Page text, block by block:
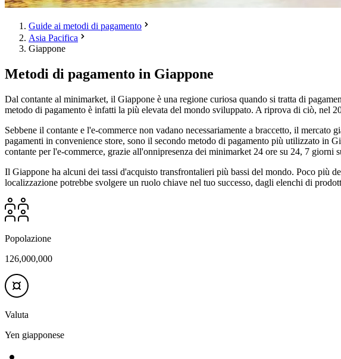
Guide ai metodi di pagamento
Asia Pacifica
Giappone
Metodi di pagamento in Giappone
Dal contante al minimarket, il Giappone è una regione curiosa quando si tratta di
metodo di pagamento è infatti la più elevata del mondo sviluppato. A riprova di ciò, nel
Sebbene il contante e l'e-commerce non vadano necessariamente a braccetto, il
pagamenti in convenience store, sono il secondo metodo di pagamento più utilizzato in
contante per l'e-commerce, grazie all'onnipresenza dei minimarket 24 ore su 24, 7 giorni
Il Giappone ha alcuni dei tassi d'acquisto transfrontalieri più bassi del mondo. Poco più
localizzazione potrebbe svolgere un ruolo chiave nel tuo successo, dagli elenchi di
Popolazione
126,000,000
Valuta
Yen giapponese